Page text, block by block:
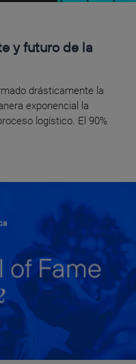
y futuro de la
drásticamente la
exponencial la
logístico. El 90%